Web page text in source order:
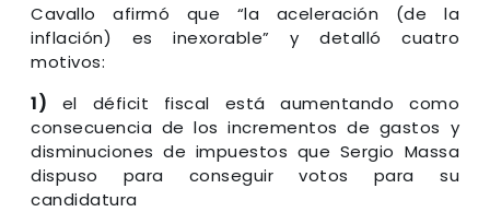
Cavallo afirmó que “la aceleración (de la
inflación) es inexorable” y detalló cuatro
motivos:
1) el déficit fiscal está aumentando como
consecuencia de los incrementos de gastos y
disminuciones de impuestos que Sergio Massa
dispuso para conseguir votos para su
candidatura